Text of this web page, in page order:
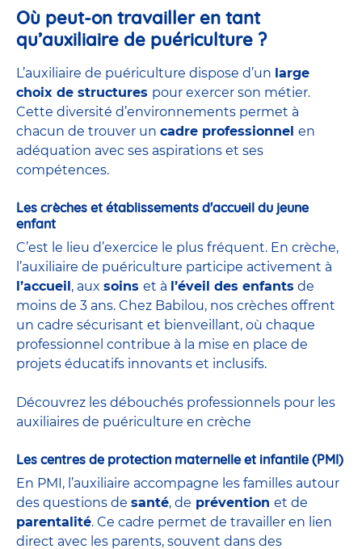
Où peut-on travailler en tant
qu’auxiliaire de puériculture ?
L’auxiliaire de puériculture dispose d’un large
choix de structures pour exercer son métier.
Cette diversité d’environnements permet à
chacun de trouver un cadre professionnel en
adéquation avec ses aspirations et ses
compétences.
Les crèches et établissements d'accueil du jeune
enfant
C’est le lieu d’exercice le plus fréquent. En crèche,
l’auxiliaire de puériculture participe activement à
l’accueil , aux soins et à l’éveil des enfants de
moins de 3 ans. Chez Babilou, nos crèches offrent
un cadre sécurisant et bienveillant, où chaque
professionnel contribue à la mise en place de
projets éducatifs innovants et inclusifs.
Découvrez les débouchés professionnels pour les
auxiliaires de puériculture en crèche
Les centres de protection maternelle et infantile (PMI)
En PMI, l’auxiliaire accompagne les familles autour
des questions de santé, de prévention et de
parentalité. Ce cadre permet de travailler en lien
direct avec les parents, souvent dans des